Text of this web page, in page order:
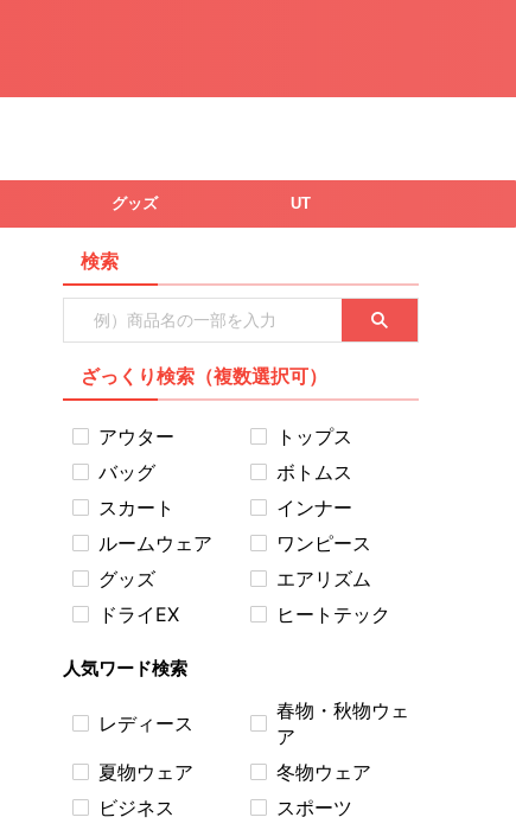
グッズ UT
検索
ざっくり検索（複数選択可）
アウター
トップス
バッグ
ボトムス
スカート
インナー
ルームウェア
ワンピース
グッズ
エアリズム
ドライEX
ヒートテック
人気ワード検索
レディース
春物・秋物ウェ
ア
夏物ウェア
冬物ウェア
ビジネス
スポーツ